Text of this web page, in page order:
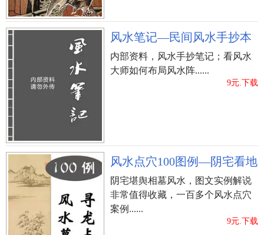
了”。
针线活也是能免则免，说成“初一动了针钱，挑了龙
筋长（产下的小孩子，双眼好似针孔一样小）针
孔”。
忌斧头劈柴火
这一项，如今我们应当没啥机遇能够触碰来到！不
可以劈材，关键说成“初一斧头割开柴（财），割开
从此回不去”。
忌借款
说成“初一借了他人的钱，一年四季靠外籍球员；初
一出借他人钱，资产流失整一年”。
风水笔记—民间风水手抄本
内部资料，风水手抄笔记；看风水
大师如何布局风水阵......
9元.下载
风水点穴100图例—阴宅看地
阴宅堪舆相墓风水，图文实例解说
非常值得收藏，一百多个风水点穴
案例......
9元.下载